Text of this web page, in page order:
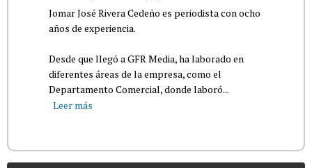
Jomar José Rivera Cedeño es periodista con ocho
años de experiencia.
Desde que llegó a GFR Media, ha laborado en
diferentes áreas de la empresa, como el
Departamento Comercial, donde laboró...
Leer más